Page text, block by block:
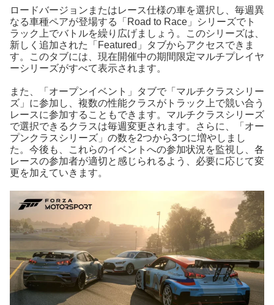
ロードバージョンまたはレース仕様の車を選択し、毎週異
なる車種ペアが登場する「Road to Race」シリーズでト
ラック上でバトルを繰り広げましょう。このシリーズは、
新しく追加された「Featured」タブからアクセスできま
す。このタブには、現在開催中の期間限定マルチプレイヤ
ーシリーズがすべて表示されます。
また、「オープンイベント」タブで「マルチクラスシリー
ズ」に参加し、複数の性能クラスがトラック上で競い合う
レースに参加することもできます。マルチクラスシリーズ
で選択できるクラスは毎週変更されます。さらに、「オー
プンクラスシリーズ」の数を2つから3つに増やしまし
た。今後も、これらのイベントへの参加状況を監視し、各
レースの参加者が適切と感じられるよう、必要に応じて変
更を加えていきます。